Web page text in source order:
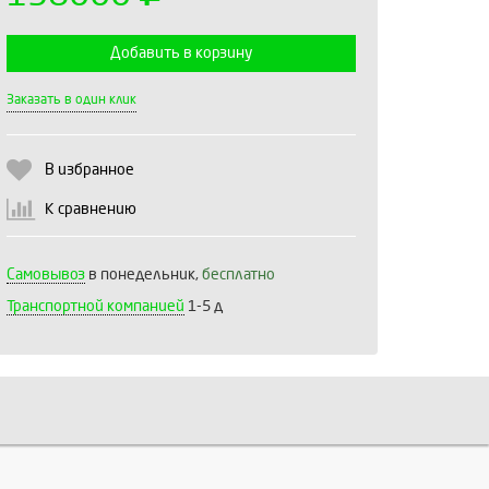
Добавить в корзину
Заказать в один клик
В избранное
К сравнению
Самовывоз в понедельник, бесплатно
Транспортной компанией 1-5 д